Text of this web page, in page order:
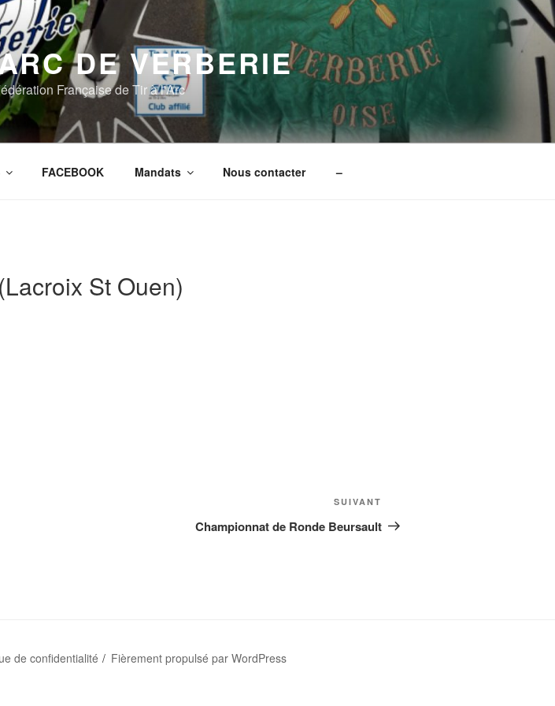
DE VERBERIE
Française de Tir à l'Arc
FACEBOOK Mandats Nous contacter –
St Ouen)
suivant
SUIVANT
Championnat de Ronde Beursault
de confidentialité Fièrement propulsé par WordPress